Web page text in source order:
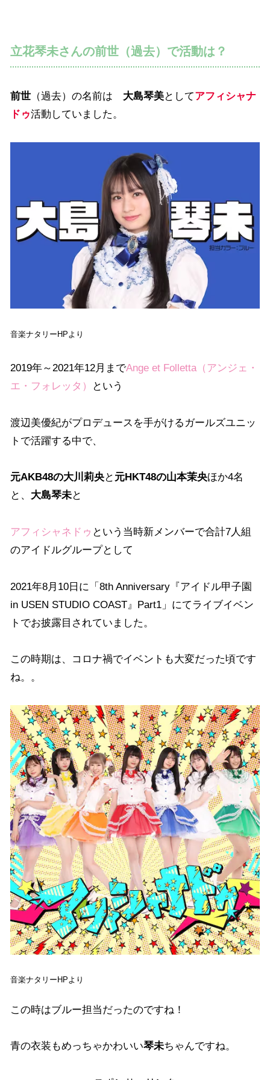
立花琴未さんの前世（過去）で活動は？
前世 （過去）の名前は 大島琴美としてアフィシャナ
ドゥ活動していました。
音楽ナタリーHPより
2019年～2021年12月までAnge et Folletta（アンジェ・
エ・フォレッタ）
という
渡辺美優紀がプロデュースを手がけるガールズユニッ
トで活躍する中で、
元AKB48の大川莉央と 元HKT48の山本茉央ほか4名
と、 大島琴未と
アフィシャネドゥ という当時新メンバーで合計7人組
のアイドルグループとして
2021年8月10日に「8th Anniversary『アイドル甲子園
in USEN STUDIO COAST』Part1」にてライブイベン
トでお披露目されていました。
この時期は、コロナ禍でイベントも大変だった頃です
ね。。
音楽ナタリーHPより
この時はブルー担当だったのですね！
青の衣装もめっちゃかわいい琴未ちゃんですね。